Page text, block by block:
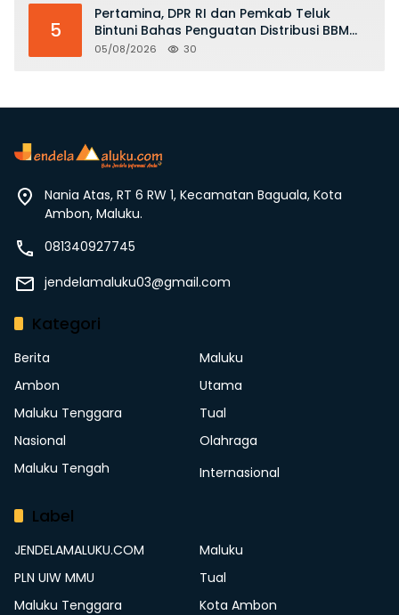
5
Pertamina, DPR RI dan Pemkab Teluk
Bintuni Bahas Penguatan Distribusi BBM
dan LPG
05/08/2026 30
Nania Atas, RT 6 RW 1, Kecamatan Baguala, Kota
Ambon, Maluku.
081340927745
jendelamaluku03@gmail.com
Kategori
Berita
Maluku
Ambon
Utama
Maluku Tenggara
Tual
Nasional
Olahraga
Maluku Tengah
Internasional
Label
JENDELAMALUKU.COM
Maluku
PLN UIW MMU
Tual
Maluku Tenggara
Kota Ambon